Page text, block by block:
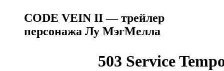
CODE VEIN II — трейлер
персонажа Лу МэгМелла